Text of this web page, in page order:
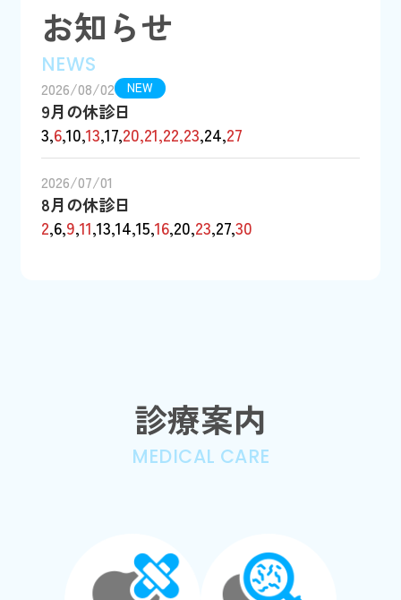
お知らせ
NEWS
2026/08/02 NEW
9月の休診日
3,6,10,13,17,20,21,22,23,24,27
2026/07/01
8月の休診日
2,6,9,11,13,14,15,16,20,23,27,30
診療案内
MEDICAL CARE